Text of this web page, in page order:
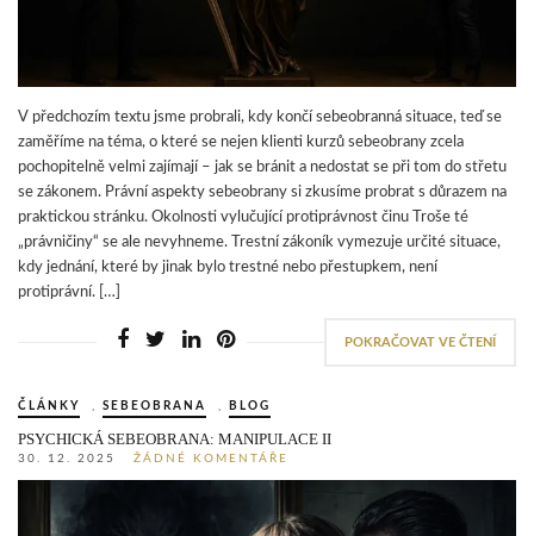
V předchozím textu jsme probrali, kdy končí sebeobranná situace, teď se
zaměříme na téma, o které se nejen klienti kurzů sebeobrany zcela
pochopitelně velmi zajímají – jak se bránit a nedostat se při tom do střetu
se zákonem. Právní aspekty sebeobrany si zkusíme probrat s důrazem na
praktickou stránku. Okolnosti vylučující protiprávnost činu Troše té
„právničiny“ se ale nevyhneme. Trestní zákoník vymezuje určité situace,
kdy jednání, které by jinak bylo trestné nebo přestupkem, není
protiprávní. […]
POKRAČOVAT VE ČTENÍ
ČLÁNKY SEBEOBRANA BLOG
PSYCHICKÁ SEBEOBRANA: MANIPULACE II
30. 12. 2025 ŽÁDNÉ KOMENTÁŘE